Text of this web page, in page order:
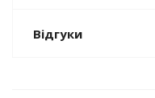
Відгуки